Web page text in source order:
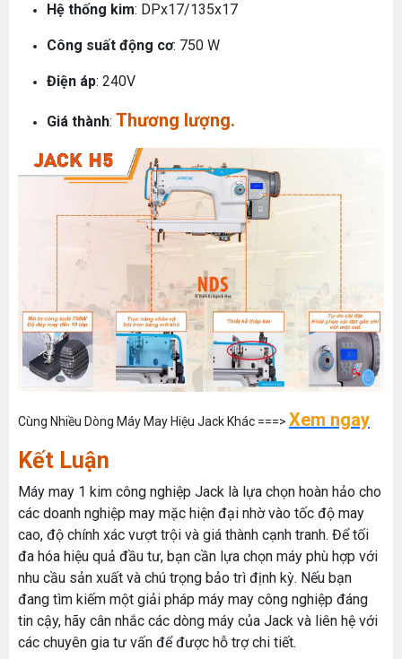
Hệ thống kim: DPx17/135x17
Công suất động cơ: 750 W
Điện áp: 240V
Giá thành: Thương lượng.
Cùng Nhiều Dòng Máy May Hiệu Jack Khác ===> Xem ngay
Kết Luận
Máy may 1 kim công nghiệp Jack là lựa chọn hoàn hảo cho
các doanh nghiệp may mặc hiện đại nhờ vào tốc độ may
cao, độ chính xác vượt trội và giá thành cạnh tranh. Để tối
đa hóa hiệu quả đầu tư, bạn cần lựa chọn máy phù hợp với
nhu cầu sản xuất và chú trọng bảo trì định kỳ. Nếu bạn
đang tìm kiếm một giải pháp máy may công nghiệp đáng
tin cậy, hãy cân nhắc các dòng máy của Jack và liên hệ với
các chuyên gia tư vấn để được hỗ trợ chi tiết.